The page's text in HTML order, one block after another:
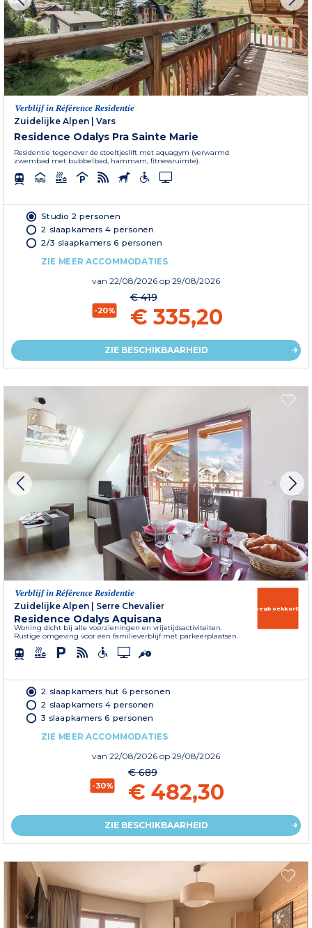
Verblijf in Référence Residentie
Zuidelijke Alpen | Vars
Residence Odalys Pra Sainte Marie
Residentie tegenover de stoeltjeslift met aquagym (verwarmd
zwembad met bubbelbad, hammam, fitnessruimte).
Studio 2 personen
2 slaapkamers 4 personen
2/3 slaapkamers 6 personen
ZIE MEER ACCOMMODATIES
van 22/08/2026 op 29/08/2026
-20%
€ 419
€ 335,20
ZIE BESCHIKBAARHEID
Verblijf in Référence Residentie
Zuidelijke Alpen
Serre Chevalier
Residence Odalys Aquisana
Woning dicht bij alle voorzieningen en vrijetijdsactiviteiten.
Rustige omgeving voor een familieverblijf met parkeerplaatsen.
Vroegboekkorting
2 slaapkamers hut 6 personen
2 slaapkamers 4 personen
3 slaapkamers 6 personen
ZIE MEER ACCOMMODATIES
van 22/08/2026 op 29/08/2026
-30%
€ 689
€ 482,30
ZIE BESCHIKBAARHEID